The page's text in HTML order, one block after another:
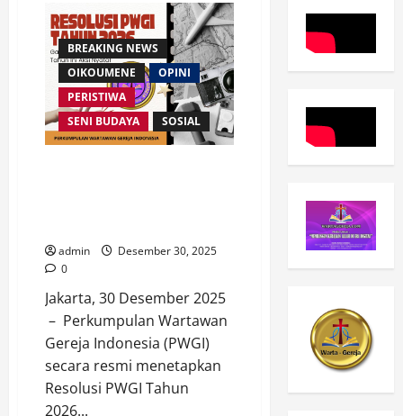
WKPUB
Anjangsana
ke
Kesbangpol
Jakarta
Timur,
Perkuat
Sinergi
Kerukunan
Lintas
Iman
BREAKING NEWS
OIKOUMENE
OPINI
PERISTIWA
SENI BUDAYA
SOSIAL
admin
Desember 30, 2025
0
Jakarta, 30 Desember 2025
– Perkumpulan Wartawan
Gereja Indonesia (PWGI)
secara resmi menetapkan
Resolusi PWGI Tahun
2026...